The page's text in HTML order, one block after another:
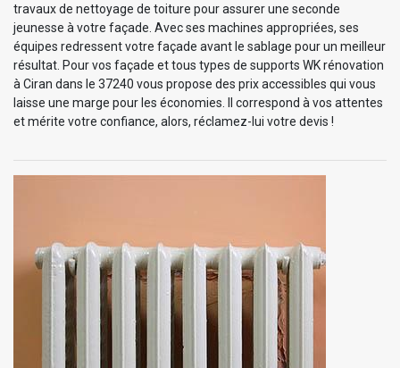
travaux de nettoyage de toiture pour assurer une seconde
jeunesse à votre façade. Avec ses machines appropriées, ses
équipes redressent votre façade avant le sablage pour un meilleur
résultat. Pour vos façade et tous types de supports WK rénovation
à Ciran dans le 37240 vous propose des prix accessibles qui vous
laisse une marge pour les économies. Il correspond à vos attentes
et mérite votre confiance, alors, réclamez-lui votre devis !